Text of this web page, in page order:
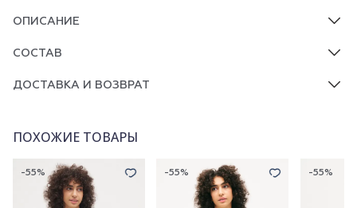
ОПИСАНИЕ
СОСТАВ
ДОСТАВКА И ВОЗВРАТ
ПОХОЖИЕ ТОВАРЫ
-55% -55% -55%